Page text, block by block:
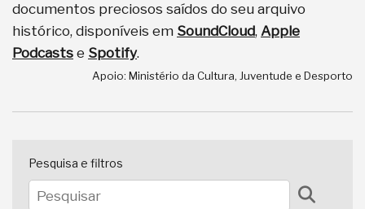
documentos preciosos saídos do seu arquivo
histórico, disponíveis em SoundCloud, Apple
Podcasts e Spotify.
Apoio: Ministério da Cultura, Juventude e Desporto
Pesquisa e filtros